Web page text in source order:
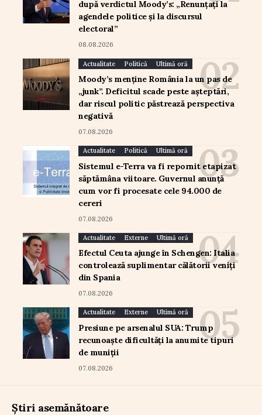
după verdictul Moody’s: „Renunțați la
agendele politice și la discursul
electoral”
08.08.2026
Actualitate Politică Ultimă oră
Moody’s menține România la un pas de
„junk”. Deficitul scade peste așteptări,
dar riscul politic păstrează perspectiva
negativă
07.08.2026
Actualitate Politică Ultimă oră
Sistemul e-Terra va fi repornit etapizat
săptămâna viitoare. Guvernul anunță
cum vor fi procesate cele 94.000 de
cereri
07.08.2026
Actualitate Externe Ultimă oră
Efectul Ceuta ajunge în Schengen: Italia
controlează suplimentar călătorii veniți
din Spania
07.08.2026
Actualitate Externe Ultimă oră
Presiune pe arsenalul SUA: Trump
recunoaște dificultăți la anumite tipuri
de muniții
07.08.2026
Știri asemănătoare